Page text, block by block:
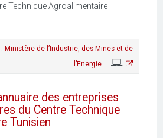
Technique Agroalimentaire
Ministère de l’Industrie, des Mines et de
l’Energie
des entreprises
du Centre Technique
Tunisien